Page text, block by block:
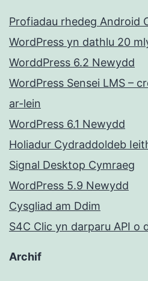
Profiadau rhedeg Android
WordPress yn dathlu 20
WorddPress 6.2 Newydd
WordPress Sensei LMS –
ar-lein
WordPress 6.1 Newydd
Holiadur Cydraddoldeb
Signal Desktop Cymraeg
WordPress 5.9 Newydd
Cysgliad am Ddim
S4C Clic yn darparu API o
Archif